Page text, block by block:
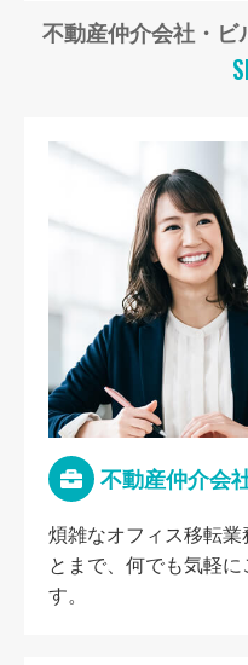
不動産仲介会社・ビ
不動産仲介会
煩雑なオフィス移転業
とまで、何でも気軽
す。